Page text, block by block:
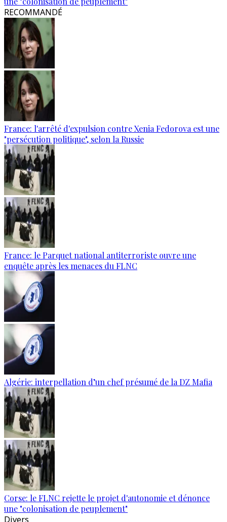
RECOMMANDÉ
France: l'arrêté d'expulsion contre Xenia Fedorova est une
"persécution politique", selon la Russie
France: le Parquet national antiterroriste ouvre une
enquête après les menaces du FLNC
Algérie: interpellation d’un chef présumé de la DZ Mafia
Corse: le FLNC rejette le projet d'autonomie et dénonce
une "colonisation de peuplement"
Divers